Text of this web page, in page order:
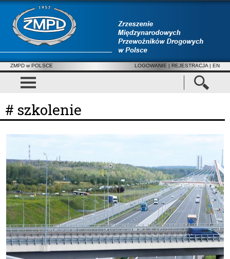
ZMPD w POLSCE LOGOWANIE | REJESTRACJA | EN
# szkolenie